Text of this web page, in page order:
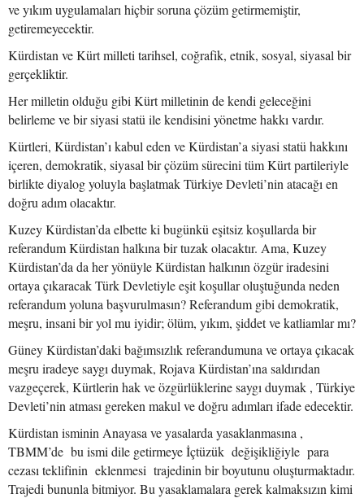
ve yıkım uygulamaları hiçbir soruna çözüm getirmemiştir,
getiremeyecektir.
Kürdistan ve Kürt milleti tarihsel, coğrafik, etnik, sosyal, siyasal bir
gerçekliktir.
Her milletin olduğu gibi Kürt milletinin de kendi geleceğini
belirleme ve bir siyasi statü ile kendisini yönetme hakkı vardır.
Kürtleri, Kürdistan’ı kabul eden ve Kürdistan’a siyasi statü hakkını
içeren, demokratik, siyasal bir çözüm sürecini tüm Kürt partileriyle
birlikte diyalog yoluyla başlatmak Türkiye Devleti’nin atacağı en
doğru adım olacaktır.
Kuzey Kürdistan’da elbette ki bugünkü eşitsiz koşullarda bir
referandum Kürdistan halkına bir tuzak olacaktır. Ama, Kuzey
Kürdistan’da da her yönüyle Kürdistan halkının özgür iradesini
ortaya çıkaracak Türk Devletiyle eşit koşullar oluştuğunda neden
referandum yoluna başvurulmasın? Referandum gibi demokratik,
meşru, insani bir yol mu iyidir; ölüm, yıkım, şiddet ve katliamlar mı?
Güney Kürdistan’daki bağımsızlık referandumuna ve ortaya çıkacak
meşru iradeye saygı duymak, Rojava Kürdistan’ına saldırıdan
vazgeçerek, Kürtlerin hak ve özgürlüklerine saygı duymak , Türkiye
Devleti’nin atması gereken makul ve doğru adımları ifade edecektir.
Kürdistan isminin Anayasa ve yasalarda yasaklanmasına ,
TBMM’de bu ismi dile getirmeye İçtüzük değişikliğiyle para
cezası teklifinin eklenmesi trajedinin bir boyutunu oluşturmaktadır.
Trajedi bununla bitmiyor. Bu yasaklamalara gerek kalmaksızın kimi